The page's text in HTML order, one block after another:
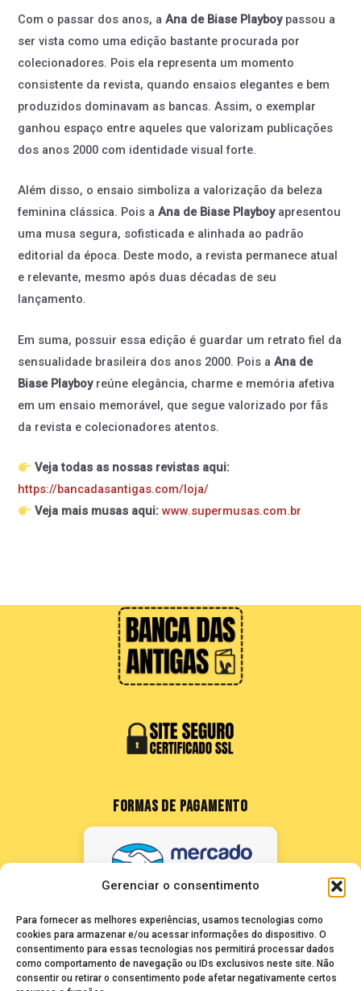
Gerenciar o consentimento
Para fornecer as melhores experiências, usamos tecnologias como
cookies para armazenar e/ou acessar informações do dispositivo. O
consentimento para essas tecnologias nos permitirá processar dados
como comportamento de navegação ou IDs exclusivos neste site. Não
consentir ou retirar o consentimento pode afetar negativamente certos
Com o passar dos anos, aAna de Biase Playboypassou a
ser vista como uma edição bastante procurada por
colecionadores. Pois ela representa um momento
consistente da revista, quando ensaios elegantes e bem
produzidos dominavam as bancas. Assim, o exemplar
ganhou espaço entre aqueles que valorizam publicações
dos anos 2000 com identidade visual forte.
Além disso, o ensaio simboliza a valorização da beleza
feminina clássica. Pois aAna de Biase Playboyapresentou
uma musa segura, sofisticada e alinhada ao padrão
editorial da época. Deste modo, a revista permanece atual
e relevante, mesmo após duas décadas de seu
lançamento.
Em suma, possuir essa edição é guardar um retrato fiel da
sensualidade brasileira dos anos 2000. Pois aAna de
Biase Playboyreúne elegância, charme e memória afetiva
em um ensaio memorável, que segue valorizado por fãs
da revista e colecionadores atentos.
Veja todas as nossas revistas aqui:
https://bancadasantigas.com/loja/
Veja mais musas aqui: www.supermusas.com.br
FORMAS DE PAGAMENTO
FALE CONOSCO